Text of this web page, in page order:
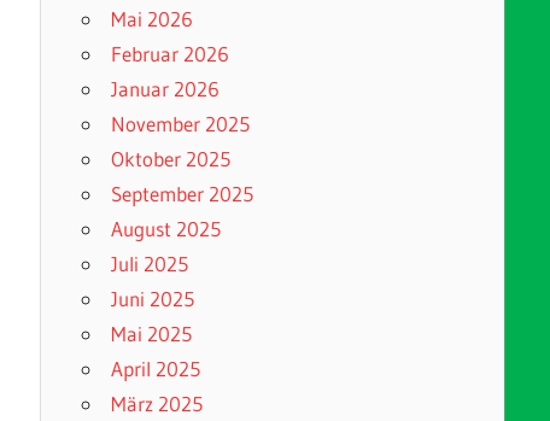
Mai 2026
Februar 2026
Januar 2026
November 2025
Oktober 2025
September 2025
August 2025
Juli 2025
Juni 2025
Mai 2025
April 2025
März 2025